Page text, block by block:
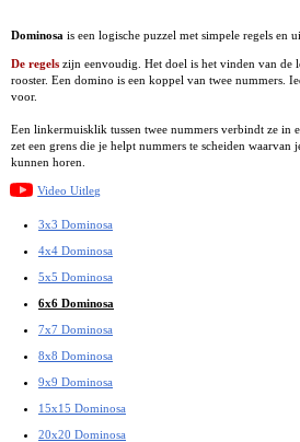
Dominosa is een logische puzzel met simpele regels en
De regels zijn eenvoudig. Het doel is het vinden van de
rooster. Een domino is een koppel van twee nummers.
voor.
Een linkermuisklik tussen twee nummers verbindt ze in
zet een grens die je helpt nummers te scheiden waarvan
kunnen horen.
Video Uitleg
3x3 Dominosa
4x4 Dominosa
5x5 Dominosa
6x6 Dominosa
7x7 Dominosa
8x8 Dominosa
9x9 Dominosa
15x15 Dominosa
20x20 Dominosa